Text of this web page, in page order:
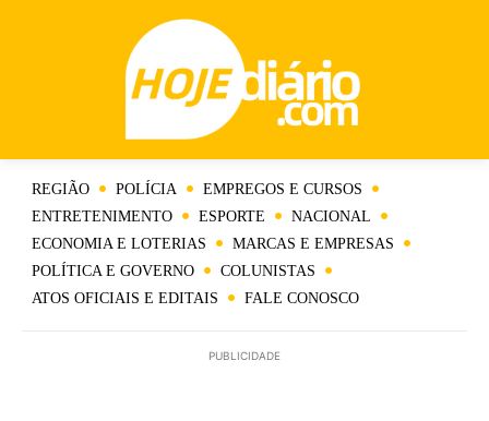
REGIÃO POLÍCIA
EMPREGOS E CURSOS
ENTRETENIMENTO
ESPORTE
NACIONAL
ECONOMIA E LOTERIAS
MARCAS E EMPRESAS
POLÍTICA E GOVERNO
COLUNISTAS
ATOS OFICIAIS E EDITAIS
FALE CONOSCO
PUBLICIDADE